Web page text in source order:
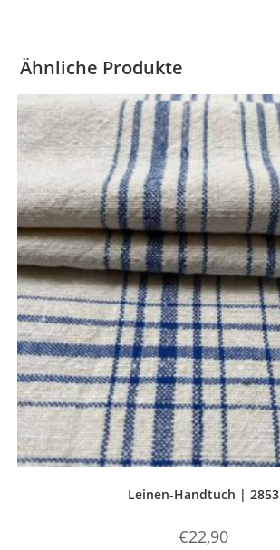
Ähnliche Produkte
Leinen-Handtuch | 2853
€22,90